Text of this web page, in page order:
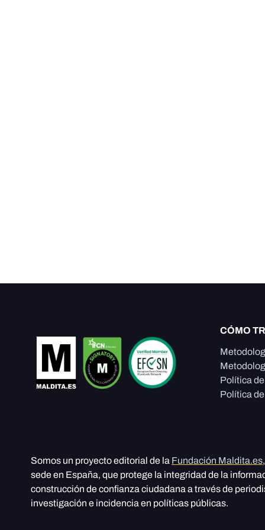
CÓMO
Política
Política
Somos un proyecto editorial de la Fundación Maldita.es
sede en España, que protege la integridad de la
construcción de confianza ciudadana a través de
investigación e incidencia en políticas públicas.